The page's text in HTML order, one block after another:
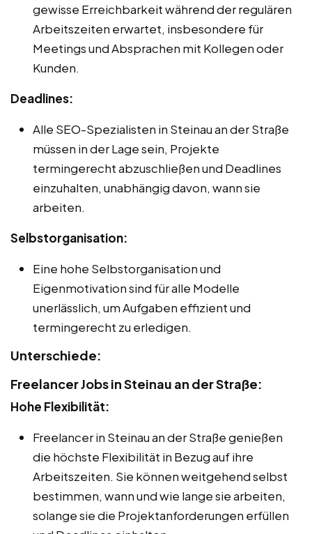
gewisse Erreichbarkeit während der regulären
Arbeitszeiten erwartet, insbesondere für
Meetings und Absprachen mit Kollegen oder
Kunden.
Deadlines:
Alle SEO-Spezialisten in Steinau an der Straße
müssen in der Lage sein, Projekte
termingerecht abzuschließen und Deadlines
einzuhalten, unabhängig davon, wann sie
arbeiten.
Selbstorganisation:
Eine hohe Selbstorganisation und
Eigenmotivation sind für alle Modelle
unerlässlich, um Aufgaben effizient und
termingerecht zu erledigen.
Unterschiede:
Freelancer Jobs in Steinau an der Straße:
Hohe Flexibilität:
Freelancer in Steinau an der Straße genießen
die höchste Flexibilität in Bezug auf ihre
Arbeitszeiten. Sie können weitgehend selbst
bestimmen, wann und wie lange sie arbeiten,
solange sie die Projektanforderungen erfüllen